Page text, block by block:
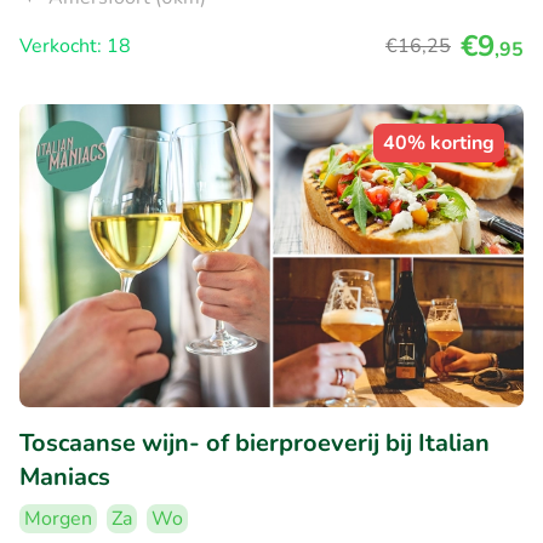
Verkocht: 18
€16,25 €9,95
40% korting
Toscaanse wijn- of bierproeverij bij Italian
Maniacs
Morgen Za Wo